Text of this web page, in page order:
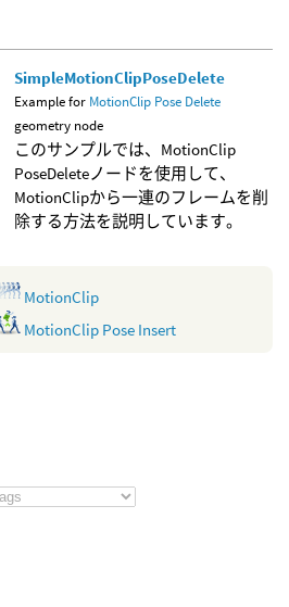
SimpleMotionClipPoseDelete
Example for MotionClip Pose Delete
geometry node
このサンプルでは、MotionClip
PoseDeleteノードを使用して、
MotionClipから一連のフレームを削
除する方法を説明しています。
MotionClip
MotionClip Pose Insert